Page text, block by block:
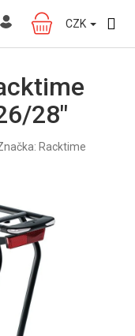
NÁKUPNÍ
KOŠÍK
CZK
28"
Racktime